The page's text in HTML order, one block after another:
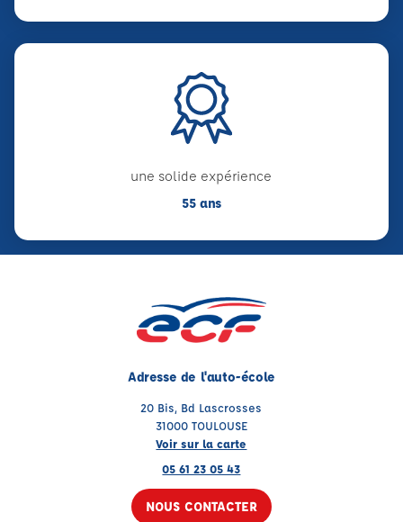
une solide expérience
55 ans
Adresse de l'auto-école
20 Bis, Bd Lascrosses
31000 TOULOUSE
Voir sur la carte
05 61 23 05 43
NOUS CONTACTER